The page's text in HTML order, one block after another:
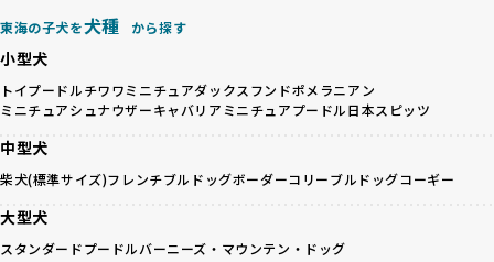
徹底した透明性こそが、BreederFamiliesの大きな特徴で
す。
BreederFamiliesは、ペット業界が抱える命の大量生産・大
量販売、負担の大きい流通構造、劣悪な飼育環境といった課
を促進することで、無駄な命の消費を減らし、命を大切にす
る社会の実現を目指しています。
人へ寄付しています。多くのペット販売業者が、動物福祉へ
の取り組みが不十分であることを理由に寄付を断られる中、
接の引き渡しを基本とします。
一方で、営利優先ブリーダーは、広範囲に販売するためにペ
ットショップやオークションを活用し、子犬の心身への影響
を軽視しがちです。
「ペットショップ等を使わない」の詳細はこちら
近年、「小さくて可愛い」「珍しい毛色」という見た目の特
徴が人気を集め、高値で取引されることが多くなっていま
くありません。極小サイズは骨や心臓に負担がかかりやす
く、レアカラーには遺伝疾患のリスクが高まることがありま
東海の子犬を犬種 から探す
小型犬
トイプードルチワワミニチュアダックスフンドポメラニアン
ミニチュアシュナウザーキャバリア ミニチュアプードル日本スピッツ
中型犬
柴犬(標準サイズ)フレンチブルドッグボーダーコリーブルドッグコーギー
大型犬
スタンダードプードルバーニーズ・マウンテン・ドッグ